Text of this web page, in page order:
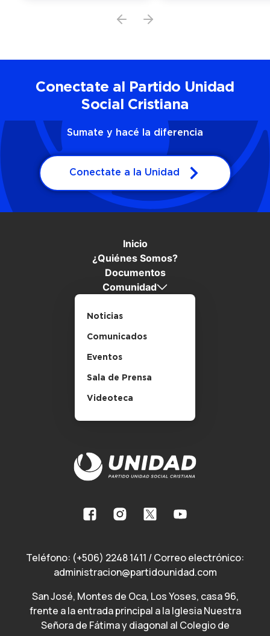
Conectate al Partido Unidad
Social Cristiana
Sumate y hacé la diferencia
Conectate a la Unidad
Inicio
¿Quiénes Somos?
Documentos
Comunidad
Noticias
Comunicados
Eventos
Sala de Prensa
Videoteca
Teléfono: (+506) 2248 1411 / Correo electrónico:
administracion@partidounidad.com
San José, Montes de Oca, Los Yoses, casa 96,
frente a la entrada principal a la Iglesia Nuestra
Señora de Fátima y diagonal al Colegio de